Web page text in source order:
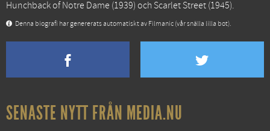
Hunchback of Notre Dame (1939) och Scarlet Street (1945).
Denna biografi har genererats automatiskt av Filmanic (vår snälla lilla bot).
SENASTE NYTT FRÅN MEDIA.NU